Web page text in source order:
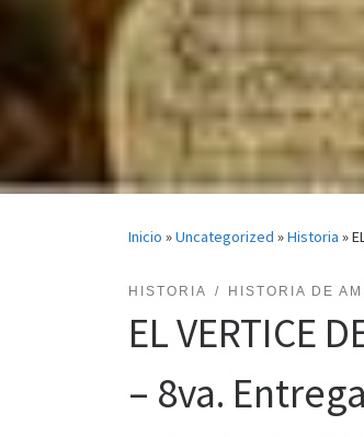
Inicio »Uncategorized »Historia »
HISTORIA HISTORIA DE
EL VERTICE
– 8va.